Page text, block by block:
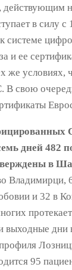
действующим
в силу с
системе
и ее
же условиях,
В свою
дней 482
в
Владимирци,
и 32 в
выходные дни
95